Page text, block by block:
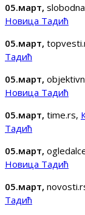
05.март,
Новица Тадић
05.март,
Тадић
05.март,
Новица Тадић
05.март, time.rs,
Тадић
05.март,
Новица Тадић
05.март,
Тадић